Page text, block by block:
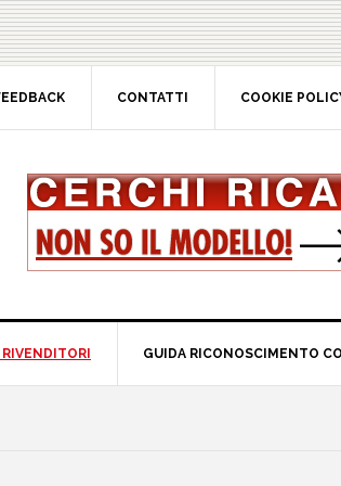
CONTATTI COOKIE
GUIDA RICONOSCIMENTO